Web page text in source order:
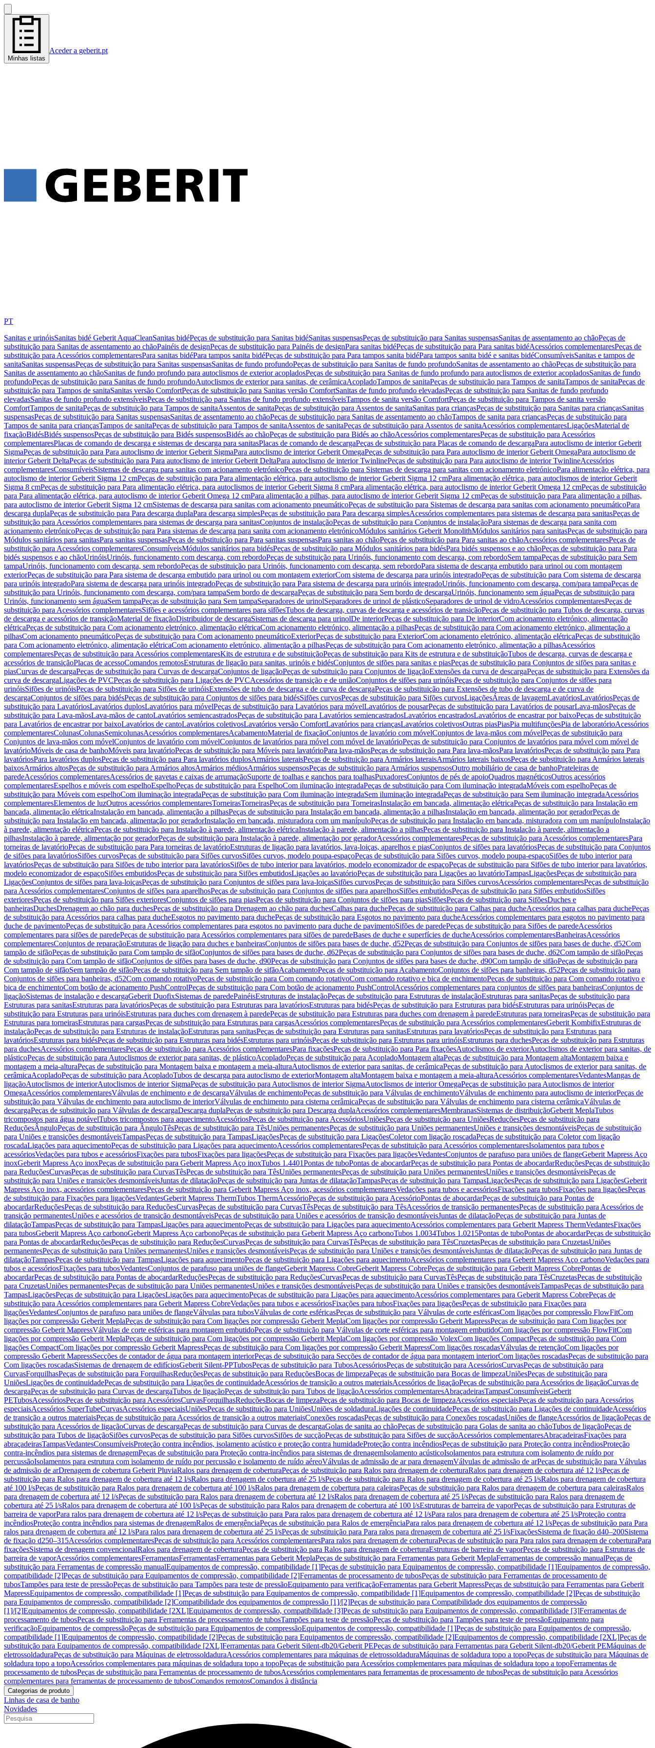
Minhas listas
Aceder a geberit.pt
PT
Sanitas e urinóisSanitas bidé Geberit AquaCleanSanitas bidéPeças de substituição para Sanitas bidéSanitas suspensasPeças de substituição para Sanitas suspensasSanitas de assentamento ao chãoPeças de
substituição para Sanitas de assentamento ao chãoPainéis de designPeças de substituição para Painéis de designPara sanitas bidéPeças de substituição para Para sanitas bidéAcessórios complementaresPeças de
substituição para Acessórios complementaresPara sanitas bidéPara tampos sanita bidéPeças de substituição para Para tampos sanita bidéPara tampos sanita bidé e sanitas bidéConsumíveisSanitas e tampos de
sanitaSanitas suspensasPeças de substituição para Sanitas suspensasSanitas de fundo profundoPeças de substituição para Sanitas de fundo profundoSanitas de assentamento ao chãoPeças de substituição para
Sanitas de assentamento ao chãoSanitas de fundo profundo para autoclismos de exterior acopladosPeças de substituição para Sanitas de fundo profundo para autoclismos de exterior acopladosSanitas de fundo
profundoPeças de substituição para Sanitas de fundo profundoAutoclismos de exterior para sanitas, de cerâmicaAcopladoTampos de sanitaPeças de substituição para Tampos de sanitaTampos de sanitaPeças de
substituição para Tampos de sanitaSanitas versão ComfortPeças de substituição para Sanitas versão ComfortSanitas de fundo profundo elevadasPeças de substituição para Sanitas de fundo profundo
elevadasSanitas de fundo profundo extensíveisPeças de substituição para Sanitas de fundo profundo extensíveisTampos de sanita versão ComfortPeças de substituição para Tampos de sanita versão
ComfortTampos de sanitaPeças de substituição para Tampos de sanitaAssentos de sanitaPeças de substituição para Assentos de sanitaSanitas para criançasPeças de substituição para Sanitas para criançasSanitas
suspensasPeças de substituição para Sanitas suspensasSanitas de assentamento ao chãoPeças de substituição para Sanitas de assentamento ao chãoTampos de sanita para criançasPeças de substituição para
Tampos de sanita para criançasTampos de sanitaPeças de substituição para Tampos de sanitaAssentos de sanitaPeças de substituição para Assentos de sanitaAcessórios complementaresLigaçõesMaterial de
fixaçãoBidésBidés suspensosPeças de substituição para Bidés suspensosBidés ao chãoPeças de substituição para Bidés ao chãoAcessórios complementaresPeças de substituição para Acessórios
complementaresPlacas de comando de descarga e sistemas de descarga para sanitasPlacas de comando de descargaPeças de substituição para Placas de comando de descargaPara autoclismo de interior Geberit
SigmaPeças de substituição para Para autoclismo de interior Geberit SigmaPara autoclismo de interior Geberit OmegaPeças de substituição para Para autoclismo de interior Geberit OmegaPara autoclismo de
interior Geberit DeltaPeças de substituição para Para autoclismo de interior Geberit DeltaPara autoclismo de interior TwinlinePeças de substituição para Para autoclismo de interior TwinlineAcessórios
complementaresConsumíveisSistemas de descarga para sanitas com acionamento eletrónicoPeças de substituição para Sistemas de descarga para sanitas com acionamento eletrónicoPara alimentação elétrica, para
autoclismo de interior Geberit Sigma 12 cmPeças de substituição para Para alimentação elétrica, para autoclismo de interior Geberit Sigma 12 cmPara alimentação elétrica, para autoclismos de interior Geberit
Sigma 8 cmPeças de substituição para Para alimentação elétrica, para autoclismos de interior Geberit Sigma 8 cmPara alimentação elétrica, para autoclismo de interior Geberit Omega 12 cmPeças de substituição
para Para alimentação elétrica, para autoclismo de interior Geberit Omega 12 cmPara alimentação a pilhas, para autoclismo de interior Geberit Sigma 12 cmPeças de substituição para Para alimentação a pilhas,
para autoclismo de interior Geberit Sigma 12 cmSistemas de descarga para sanitas com acionamento pneumáticoPeças de substituição para Sistemas de descarga para sanitas com acionamento pneumáticoPara
descarga duplaPeças de substituição para Para descarga duplaPara descarga simplesPeças de substituição para Para descarga simplesAcessórios complementares para sistemas de descarga para sanitasPeças de
substituição para Acessórios complementares para sistemas de descarga para sanitasConjuntos de instalaçãoPeças de substituição para Conjuntos de instalaçãoPara sistemas de descarga para sanita com
acionamento eletrónicoPeças de substituição para Para sistemas de descarga para sanita com acionamento eletrónicoMódulos sanitários Geberit MonolithMódulos sanitários para sanitasPeças de substituição para
Módulos sanitários para sanitasPara sanitas suspensasPeças de substituição para Para sanitas suspensasPara sanitas ao chãoPeças de substituição para Para sanitas ao chãoAcessórios complementaresPeças de
substituição para Acessórios complementaresConsumíveisMódulos sanitários para bidésPeças de substituição para Módulos sanitários para bidésPara bidés suspensos e ao chãoPeças de substituição para Para
bidés suspensos e ao chãoUrinóisUrinóis, funcionamento com descarga, com rebordoPeças de substituição para Urinóis, funcionamento com descarga, com rebordoSem tampaPeças de substituição para Sem
tampaUrinóis, funcionamento com descarga, sem rebordoPeças de substituição para Urinóis, funcionamento com descarga, sem rebordoPara sistema de descarga embutido para urinol ou com montagem
exteriorPeças de substituição para Para sistema de descarga embutido para urinol ou com montagem exteriorCom sistema de descarga para urinóis integradoPeças de substituição para Com sistema de descarga
para urinóis integradoPara sistema de descarga para urinóis integradoPeças de substituição para Para sistema de descarga para urinóis integradoUrinóis, funcionamento com descarga, com/para tampaPeças de
substituição para Urinóis, funcionamento com descarga, com/para tampaSem bordo de descargaPeças de substituição para Sem bordo de descargaUrinóis, funcionamento sem águaPeças de substituição para
Urinóis, funcionamento sem águaSem tampaPeças de substituição para Sem tampaSeparadores de urinolSeparadores de urinol de plásticoSeparadores de urinol de vidroAcessórios complementaresPeças de
substituição para Acessórios complementaresSifões e acessórios complementares para sifõesTubos de descarga, curvas de descarga e acessórios de transiçãoPeças de substituição para Tubos de descarga, curvas
de descarga e acessórios de transiçãoMaterial de fixaçãoDistribuidor de descargaSistemas de descarga para urinolDe interiorPeças de substituição para De interiorCom acionamento eletrónico, alimentação
elétricaPeças de substituição para Com acionamento eletrónico, alimentação elétricaCom acionamento eletrónico, alimentação a pilhasPeças de substituição para Com acionamento eletrónico, alimentação a
pilhasCom acionamento pneumáticoPeças de substituição para Com acionamento pneumáticoExteriorPeças de substituição para ExteriorCom acionamento eletrónico, alimentação elétricaPeças de substituição
para Com acionamento eletrónico, alimentação elétricaCom acionamento eletrónico, alimentação a pilhasPeças de substituição para Com acionamento eletrónico, alimentação a pilhasAcessórios
complementaresPeças de substituição para Acessórios complementaresKits de estrutura e de substituiçãoPeças de substituição para Kits de estrutura e de substituiçãoTubos de descarga, curvas de descarga e
acessórios de transiçãoPlacas de acessoComandos remotosEstruturas de ligação para sanitas, urinóis e bidésConjuntos de sifões para sanitas e piasPeças de substituição para Conjuntos de sifões para sanitas e
piasCurvas de descargaPeças de substituição para Curvas de descargaConjuntos de ligaçãoPeças de substituição para Conjuntos de ligaçãoExtensões da curva de descargaPeças de substituição para Extensões da
curva de descargaLigações de PVCPeças de substituição para Ligações de PVCAcessórios de transição e de uniãoConjuntos de sifões para urinóisPeças de substituição para Conjuntos de sifões para
urinóisSifões de urinóisPeças de substituição para Sifões de urinóisExtensões de tubo de descarga e de curva de descargaPeças de substituição para Extensões de tubo de descarga e de curva de
descargaConjuntos de sifões para bidésPeças de substituição para Conjuntos de sifões para bidésSifões curvosPeças de substituição para Sifões curvosLigaçõesÁreas de lavagemLavatóriosLavatóriosPeças de
substituição para LavatóriosLavatórios duplosLavatórios para móvelPeças de substituição para Lavatórios para móvelLavatórios de pousarPeças de substituição para Lavatórios de pousarLava-mãosPeças de
substituição para Lava-mãosLava-mãos de cantoLavatórios semiencastradosPeças de substituição para Lavatórios semiencastradosLavatórios encastradosLavatórios de encastrar por baixoPeças de substituição
para Lavatórios de encastrar por baixoLavatórios de cantoLavatórios coletivosLavatórios versão ComfortLavatórios para criançasLavatórios coletivosOutras piasPiasPia multifunçõesPia de laboratórioAcessórios
complementaresColunasColunasSemicolunasAcessórios complementaresAcabamentoMaterial de fixaçãoConjuntos de lavatório com móvelConjuntos de lava-mãos com móvelPeças de substituição para
Conjuntos de lava-mãos com móvelConjuntos de lavatório com móvelConjuntos de lavatórios para móvel com móvel de lavatórioPeças de substituição para Conjuntos de lavatórios para móvel com móvel de
lavatórioMóveis de casa de banhoMóveis para lavatórioPeças de substituição para Móveis para lavatórioPara lava-mãosPeças de substituição para Para lava-mãosPara lavatóriosPeças de substituição para Para
lavatóriosPara lavatórios duplosPeças de substituição para Para lavatórios duplosArmários lateraisPeças de substituição para Armários lateraisArmários laterais baixosPeças de substituição para Armários laterais
baixosArmários altosPeças de substituição para Armários altosArmários médiosArmários suspensosPeças de substituição para Armários suspensosOutro mobiliário de casa de banhoPrateleiras de
paredeAcessórios complementaresAcessórios de gavetas e caixas de arrumaçãoSuporte de toalhas e ganchos para toalhasPuxadoresConjuntos de pés de apoioQuadros magnéticosOutros acessórios
complementaresEspelhos e móveis com espelhoEspelhoPeças de substituição para EspelhoCom iluminação integradaPeças de substituição para Com iluminação integradaMóveis com espelhoPeças de
substituição para Móveis com espelhoCom iluminação integradaPeças de substituição para Com iluminação integradaSem iluminação integradaPeças de substituição para Sem iluminação integradaAcessórios
complementaresElementos de luzOutros acessórios complementaresTorneirasTorneirasPeças de substituição para TorneirasInstalação em bancada, alimentação elétricaPeças de substituição para Instalação em
bancada, alimentação elétricaInstalação em bancada, alimentação a pilhasPeças de substituição para Instalação em bancada, alimentação a pilhasInstalação em bancada, alimentação por geradorPeças de
substituição para Instalação em bancada, alimentação por geradorInstalação em bancada, misturadora com um manípuloPeças de substituição para Instalação em bancada, misturadora com um manípuloInstalação
à parede, alimentação elétricaPeças de substituição para Instalação à parede, alimentação elétricaInstalação à parede, alimentação a pilhasPeças de substituição para Instalação à parede, alimentação a
pilhasInstalação à parede, alimentação por geradorPeças de substituição para Instalação à parede, alimentação por geradorAcessórios complementaresPeças de substituição para Acessórios complementaresPara
torneiras de lavatórioPeças de substituição para Para torneiras de lavatórioEstruturas de ligação para lavatórios, lava-loiças, aparelhos e piasConjuntos de sifões para lavatóriosPeças de substituição para Conjuntos
de sifões para lavatóriosSifões curvosPeças de substituição para Sifões curvosSifões curvos, modelo poupa-espaçoPeças de substituição para Sifões curvos, modelo poupa-espaçoSifões de tubo interior para
lavatóriosPeças de substituição para Sifões de tubo interior para lavatóriosSifões de tubo interior para lavatórios, modelo economizador de espaçoPeças de substituição para Sifões de tubo interior para lavatórios,
modelo economizador de espaçoSifões embutidosPeças de substituição para Sifões embutidosLigações ao lavatórioPeças de substituição para Ligações ao lavatórioTampasLigaçõesPeças de substituição para
LigaçõesConjuntos de sifões para lava-loiçasPeças de substituição para Conjuntos de sifões para lava-loiçasSifões curvosPeças de substituição para Sifões curvosAcessórios complementaresPeças de substituição
para Acessórios complementaresConjuntos de sifões para aparelhosPeças de substituição para Conjuntos de sifões para aparelhosSifões embutidosPeças de substituição para Sifões embutidosSifões
exterioresPeças de substituição para Sifões exterioresConjuntos de sifões para piasPeças de substituição para Conjuntos de sifões para piasSifõesPeças de substituição para SifõesDuches e
banheirasDuchesDrenagem ao chão para duchesPeças de substituição para Drenagem ao chão para duchesCalhas para duchePeças de substituição para Calhas para ducheAcessórios para calhas para duchePeças
de substituição para Acessórios para calhas para ducheEsgotos no pavimento para duchePeças de substituição para Esgotos no pavimento para ducheAcessórios complementares para esgotos no pavimento para
duche de pavimentoPeças de substituição para Acessórios complementares para esgotos no pavimento para duche de pavimentoSifões de paredePeças de substituição para Sifões de paredeAcessórios
complementares para sifões de paredePeças de substituição para Acessórios complementares para sifões de paredeBases de duche e superfícies de ducheAcessórios complementaresBanheirasAcessórios
complementaresConjuntos de reparaçãoEstruturas de ligação para duches e banheirasConjuntos de sifões para bases de duche, d52Peças de substituição para Conjuntos de sifões para bases de duche, d52Com
tampão de sifãoPeças de substituição para Com tampão de sifãoConjuntos de sifões para bases de duche, d62Peças de substituição para Conjuntos de sifões para bases de duche, d62Com tampão de sifãoPeças
de substituição para Com tampão de sifãoConjuntos de sifões para bases de duche, d90Peças de substituição para Conjuntos de sifões para bases de duche, d90Com tampão de sifãoPeças de substituição para
Com tampão de sifãoSem tampão de sifãoPeças de substituição para Sem tampão de sifãoAcabamentoPeças de substituição para AcabamentoConjuntos de sifões para banheiras, d52Peças de substituição para
Conjuntos de sifões para banheiras, d52Com comando rotativoPeças de substituição para Com comando rotativoCom comando rotativo e bica de enchimentoPeças de substituição para Com comando rotativo e
bica de enchimentoCom botão de acionamento PushControlPeças de substituição para Com botão de acionamento PushControlAcessórios complementares para conjuntos de sifões para banheirasConjuntos de
ligaçãoSistemas de instalação e descargaGeberit DuofixSistemas de paredePainéisEstruturas de instalaçãoPeças de substituição para Estruturas de instalaçãoEstruturas para sanitasPeças de substituição para
Estruturas para sanitasEstruturas para lavatóriosPeças de substituição para Estruturas para lavatóriosEstruturas para bidésPeças de substituição para Estruturas para bidésEstruturas para urinóisPeças de
substituição para Estruturas para urinóisEstruturas para duches com drenagem à paredePeças de substituição para Estruturas para duches com drenagem à paredeEstruturas para torneirasPeças de substituição para
Estruturas para torneirasEstruturas para cargasPeças de substituição para Estruturas para cargasAcessórios complementaresPeças de substituição para Acessórios complementaresGeberit KombifixEstruturas de
instalaçãoPeças de substituição para Estruturas de instalaçãoEstruturas para sanitasPeças de substituição para Estruturas para sanitasEstruturas para lavatóriosPeças de substituição para Estruturas para
lavatóriosEstruturas para bidésPeças de substituição para Estruturas para bidésEstruturas para urinóisPeças de substituição para Estruturas para urinóisEstruturas para duchesPeças de substituição para Estruturas
para duchesAcessórios complementaresPeças de substituição para Acessórios complementaresPara fixaçõesPeças de substituição para Para fixaçõesAutoclismos de exteriorAutoclismos de exterior para sanitas, de
plásticoPeças de substituição para Autoclismos de exterior para sanitas, de plásticoAcopladoPeças de substituição para AcopladoMontagem altaPeças de substituição para Montagem altaMontagem baixa e
montagem a meia-alturaPeças de substituição para Montagem baixa e montagem a meia-alturaAutoclismos de exterior para sanitas, de cerâmicaPeças de substituição para Autoclismos de exterior para sanitas, de
cerâmicaAcopladoPeças de substituição para AcopladoTubos de descarga para autoclismo de exteriorMontagem altaMontagem baixa e montagem a meia-alturaAcessórios complementaresVedantesMangas de
ligaçãoAutoclismos de interiorAutoclismos de interior SigmaPeças de substituição para Autoclismos de interior SigmaAutoclismos de interior OmegaPeças de substituição para Autoclismos de interior
OmegaAcessórios complementaresVálvulas de enchimento e de descargaVálvulas de enchimentoPeças de substituição para Válvulas de enchimentoVálvulas de enchimento para autoclismo de interiorPeças de
substituição para Válvulas de enchimento para autoclismo de interiorVálvulas de enchimento para cisterna cerâmicaPeças de substituição para Válvulas de enchimento para cisterna cerâmicaVálvulas de
descargaPeças de substituição para Válvulas de descargaDescarga duplaPeças de substituição para Descarga duplaAcessórios complementaresMembranasSistemas de distribuiçãoGeberit MeplaTubos
tricompostos para água potávelTubos tricompostos para aquecimentoAcessóriosPeças de substituição para AcessóriosUniõesPeças de substituição para UniõesReduçõesPeças de substituição para
ReduçõesÂnguloPeças de substituição para ÂnguloTêsPeças de substituição para TêsUniões permanentesPeças de substituição para Uniões permanentesUniões e transições desmontáveisPeças de substituição
para Uniões e transições desmontáveisTampasPeças de substituição para TampasLigaçõesPeças de substituição para LigaçõesColetor com ligação roscadaPeças de substituição para Coletor com ligação
roscadaLigações para aquecimentoPeças de substituição para Ligações para aquecimentoAcessórios complementaresPeças de substituição para Acessórios complementaresIsolamentos para tubos e
acessóriosVedações para tubos e acessóriosFixações para tubosFixações para ligaçõesPeças de substituição para Fixações para ligaçõesVedantesConjuntos de parafuso para uniões de flangeGeberit Mapress Aço
inoxGeberit Mapress Aço inoxPeças de substituição para Geberit Mapress Aço inoxTubos 1.4401Pontas de tuboPontas de abocardarPeças de substituição para Pontas de abocardarReduçõesPeças de substituição
para ReduçõesCurvasPeças de substituição para CurvasTêsPeças de substituição para TêsUniões permanentesPeças de substituição para Uniões permanentesUniões e transições desmontáveisPeças de
substituição para Uniões e transições desmontáveisJuntas de dilataçãoPeças de substituição para Juntas de dilataçãoTampasPeças de substituição para TampasLigaçõesPeças de substituição para LigaçõesGeberit
Mapress Aço inox, acessórios complementaresPeças de substituição para Geberit Mapress Aço inox, acessórios complementaresVedações para tubos e acessóriosFixações para tubosFixações para ligaçõesPeças
de substituição para Fixações para ligaçõesVedantesGeberit Mapress ThermTubos ThermAcessórioPeças de substituição para AcessórioPontas de abocardarPeças de substituição para Pontas de
abocardarReduçõesPeças de substituição para ReduçõesCurvasPeças de substituição para CurvasTêsPeças de substituição para TêsAcessórios de transição permanentesPeças de substituição para Acessórios de
transição permanentesUniões e acessórios de transição desmontáveisPeças de substituição para Uniões e acessórios de transição desmontáveisJuntas de dilataçãoPeças de substituição para Juntas de
dilataçãoTampasPeças de substituição para TampasLigações para aquecimentoPeças de substituição para Ligações para aquecimentoAcessórios complementares para Geberit Mapress ThermVedantesFixações
para tubosGeberit Mapress Aço carbonoGeberit Mapress Aço carbonoPeças de substituição para Geberit Mapress Aço carbonoTubos 1.0034Tubos 1.0215Pontas de tuboPontas de abocardarPeças de substituição
para Pontas de abocardarReduçõesPeças de substituição para ReduçõesCurvasPeças de substituição para CurvasTêsPeças de substituição para TêsCruzetasPeças de substituição para CruzetasUniões
permanentesPeças de substituição para Uniões permanentesUniões e transições desmontáveisPeças de substituição para Uniões e transições desmontáveisJuntas de dilataçãoPeças de substituição para Juntas de
dilataçãoTampasPeças de substituição para TampasLigações para aquecimentoPeças de substituição para Ligações para aquecimentoAcessórios complementares para Geberit Mapress Aço carbonoVedações para
tubos e acessóriosFixações para tubosVedantesConjuntos de parafuso para uniões de flangeGeberit Mapress CobreGeberit Mapress CobrePeças de substituição para Geberit Mapress CobrePontas de
abocardarPeças de substituição para Pontas de abocardarReduçõesPeças de substituição para ReduçõesCurvasPeças de substituição para CurvasTêsPeças de substituição para TêsCruzetasPeças de substituição
para CruzetasUniões permanentesPeças de substituição para Uniões permanentesUniões e transições desmontáveisPeças de substituição para Uniões e transições desmontáveisTampasPeças de substituição para
TampasLigaçõesPeças de substituição para LigaçõesLigações para aquecimentoPeças de substituição para Ligações para aquecimentoAcessórios complementares para Geberit Mapress CobrePeças de
substituição para Acessórios complementares para Geberit Mapress CobreVedações para tubos e acessóriosFixações para tubosFixações para ligaçõesPeças de substituição para Fixações para
ligaçõesVedantesConjuntos de parafuso para uniões de flangeVálvulas para tubosVálvulas de corte esféricasPeças de substituição para Válvulas de corte esféricasCom ligações por compressão FlowFitCom
ligações por compressão Geberit MeplaPeças de substituição para Com ligações por compressão Geberit MeplaCom ligações por compressão Geberit MapressPeças de substituição para Com ligações por
compressão Geberit MapressVálvulas de corte esféricas para montagem embutidoPeças de substituição para Válvulas de corte esféricas para montagem embutidoCom ligações por compressão FlowFitCom
ligações por compressão Geberit MeplaPeças de substituição para Com ligações por compressão Geberit MeplaCom ligações por compressão VolexCom ligações CompactPeças de substituição para Com
ligações CompactCom ligações por compressão Geberit MapressPeças de substituição para Com ligações por compressão Geberit MapressCom ligações roscadasVálvulas de retençãoCom ligações por
compressão Geberit MapressSecções de contador de água para montagem interiorPeças de substituição para Secções de contador de água para montagem interiorCom ligações roscadasPeças de substituição para
Com ligações roscadasSistemas de drenagem de edifíciosGeberit Silent-PPTubosPeças de substituição para TubosAcessóriosPeças de substituição para AcessóriosCurvasPeças de substituição para
CurvasForquilhasPeças de substituição para ForquilhasReduçõesPeças de substituição para ReduçõesBocas de limpezaPeças de substituição para Bocas de limpezaUniõesPeças de substituição para
UniõesLigações de continuidadePeças de substituição para Ligações de continuidadeAcessórios de transição a outros materiaisAcessórios de ligaçãoPeças de substituição para Acessórios de ligaçãoCurvas de
descargaPeças de substituição para Curvas de descargaTubos de ligaçãoPeças de substituição para Tubos de ligaçãoAcessórios complementaresAbraçadeirasTampasConsumíveisGeberit
PETubosAcessóriosPeças de substituição para AcessóriosCurvasForquilhasReduçõesBocas de limpezaPeças de substituição para Bocas de limpezaAcessórios especiaisPeças de substituição para Acessórios
especiaisAcessórios SuperTubeCurvasAcessórios especiaisUniõesPeças de substituição para UniõesUniões de soldaduraLigações de continuidadePeças de substituição para Ligações de continuidadeAcessórios
de transição a outros materiaisPeças de substituição para Acessórios de transição a outros materiaisConexões roscadasPeças de substituição para Conexões roscadasUniões de flangeAcessórios de ligaçãoPeças de
substituição para Acessórios de ligaçãoCurvas de descargaPeças de substituição para Curvas de descargaGolas de sanita ao chãoPeças de substituição para Golas de sanita ao chãoTubos de ligaçãoPeças de
substituição para Tubos de ligaçãoSifões curvosPeças de substituição para Sifões curvosSifões de sucçãoPeças de substituição para Sifões de sucçãoAcessórios complementaresAbraçadeirasFixações para
abraçadeirasTampasVedantesConsumíveisProteção contra incêndios, isolamento acústico e proteção contra humidadeProteção contra incêndiosPeças de substituição para Proteção contra incêndiosProteção
contra-incêndios para sistemas de drenagemPeças de substituição para Proteção contra-incêndios para sistemas de drenagemIsolamento acústicoIsolamentos para estrutura com isolamento de ruído por
percussãoIsolamentos para estrutura com isolamento de ruído por percussão e isolamento de ruído aéreoVálvulas de admissão de ar para drenagemVálvulas de admissão de arPeças de substituição para Válvulas
de admissão de arDrenagem de cobertura Geberit PluviaRalos para drenagem de coberturaPeças de substituição para Ralos para drenagem de coberturaRalos para drenagem de cobertura até 12 l/sPeças de
substituição para Ralos para drenagem de cobertura até 12 l/sRalos para drenagem de cobertura até 25 l/sPeças de substituição para Ralos para drenagem de cobertura até 25 l/sRalos para drenagem de cobertura
até 100 l/sPeças de substituição para Ralos para drenagem de cobertura até 100 l/sRalos para drenagem de cobertura para caleirasPeças de substituição para Ralos para drenagem de cobertura para caleirasRalos
para drenagem de cobertura até 12 l/sPeças de substituição para Ralos para drenagem de cobertura até 12 l/sRalos para drenagem de cobertura até 25 l/sPeças de substituição para Ralos para drenagem de
cobertura até 25 l/sRalos para drenagem de cobertura até 100 l/sPeças de substituição para Ralos para drenagem de cobertura até 100 l/sEstruturas de barreira de vaporPeças de substituição para Estruturas de
barreira de vaporPara ralos para drenagem de cobertura até 12 l/sPeças de substituição para Para ralos para drenagem de cobertura até 12 l/sPara ralos para drenagem de cobertura até 25 l/sProteção contra
incêndiosProteção contra incêndios para sistemas de drenagemRalos de emergênciaPeças de substituição para Ralos de emergênciaPara ralos para drenagem de cobertura até 12 l/sPeças de substituição para Para
ralos para drenagem de cobertura até 12 l/sPara ralos para drenagem de cobertura até 25 l/sPeças de substituição para Para ralos para drenagem de cobertura até 25 l/sFixaçõesSistema de fixação d40–200Sistema
de fixação d250–315Acessórios complementaresPeças de substituição para Acessórios complementaresPara ralos para drenagem de coberturaPeças de substituição para Para ralos para drenagem de coberturaPara
fixaçõesSistema de drenagem convencionalRalos para drenagem de coberturaPeças de substituição para Ralos para drenagem de coberturaEstruturas de barreira de vaporPeças de substituição para Estruturas de
barreira de vaporAcessórios complementaresFerramentasFerramentasFerramentas para Geberit MeplaPeças de substituição para Ferramentas para Geberit MeplaFerramentas de compressão manualPeças de
substituição para Ferramentas de compressão manualEquipamentos de compressão, compatibilidade [1]Peças de substituição para Equipamentos de compressão, compatibilidade [1]Equipamentos de compressão,
compatibilidade [2]Peças de substituição para Equipamentos de compressão, compatibilidade [2]Ferramentas de processamento de tubosPeças de substituição para Ferramentas de processamento de
tubosTampões para teste de pressãoPeças de substituição para Tampões para teste de pressãoEquipamento para verificaçãoFerramentas para Geberit MapressPeças de substituição para Ferramentas para Geberit
MapressEquipamentos de compressão, compatibilidade [1]Peças de substituição para Equipamentos de compressão, compatibilidade [1]Equipamentos de compressão, compatibilidade [2]Peças de substituição
para Equipamentos de compressão, compatibilidade [2]Compatibilidade dos equipamentos de compressão [1]/[2]Peças de substituição para Compatibilidade dos equipamentos de compressão
[1]/[2]Equipamentos de compressão, compatibilidade [2XL]Equipamentos de compressão, compatibilidade [3]Peças de substituição para Equipamentos de compressão, compatibilidade [3]Ferramentas de
processamento de tubosPeças de substituição para Ferramentas de processamento de tubosTampões para teste de pressãoPeças de substituição para Tampões para teste de pressãoEquipamento para
verificaçãoEquipamentos de compressãoPeças de substituição para Equipamentos de compressãoEquipamentos de compressão, compatibilidade [1]Peças de substituição para Equipamentos de compressão,
compatibilidade [1]Equipamentos de compressão, compatibilidade [2]Peças de substituição para Equipamentos de compressão, compatibilidade [2]Equipamentos de compressão, compatibilidade [2XL]Peças de
substituição para Equipamentos de compressão, compatibilidade [2XL]Ferramentas para Geberit Silent-db20/Geberit PEPeças de substituição para Ferramentas para Geberit Silent-db20/Geberit PEMáquinas de
eletrossoldaduraPeças de substituição para Máquinas de eletrossoldaduraAcessórios complementares para máquinas de eletrossoldaduraMáquinas de soldadura topo a topoPeças de substituição para Máquinas de
soldadura topo a topoAcessórios complementares para máquinas de soldadura topo a topoPeças de substituição para Acessórios complementares para máquinas de soldadura topo a topoFerramentas de
processamento de tubosPeças de substituição para Ferramentas de processamento de tubosAcessórios complementares para ferramentas de processamento de tubosPeças de substituição para Acessórios
complementares para ferramentas de processamento de tubosComandos remotosComandos à distância
Categorias de produto
Linhas de casa de banho
Novidades